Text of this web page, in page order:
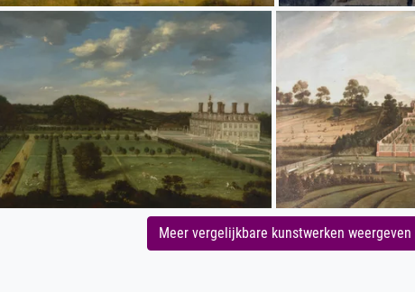
Meer vergelijkbare kunstwerken weergeven